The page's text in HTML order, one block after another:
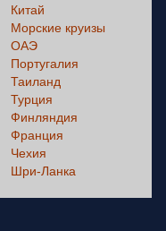
Китай
Морские круизы
ОАЭ
Португалия
Таиланд
Турция
Финляндия
Франция
Чехия
Шри-Ланка